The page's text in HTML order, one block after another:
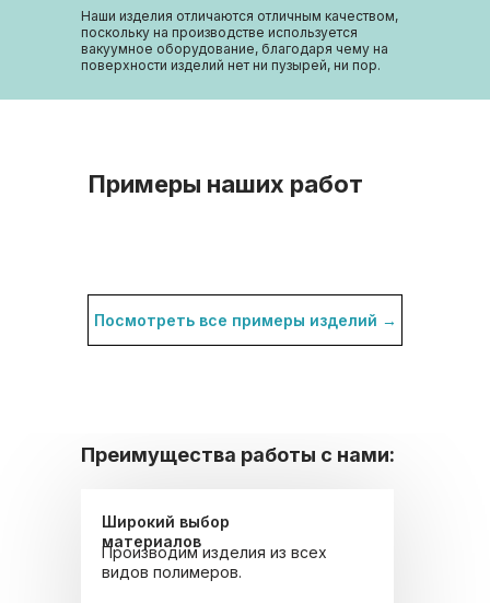
Наши изделия отличаются отличным качеством,
поскольку на производстве используется
вакуумное оборудование, благодаря чему на
поверхности изделий нет ни пузырей, ни пор.
Примеры наших работ
Посмотреть все примеры изделий →
Производим изделия из всех
видов полимеров.
Преимущества работы с нами:
Широкий выбор
материалов